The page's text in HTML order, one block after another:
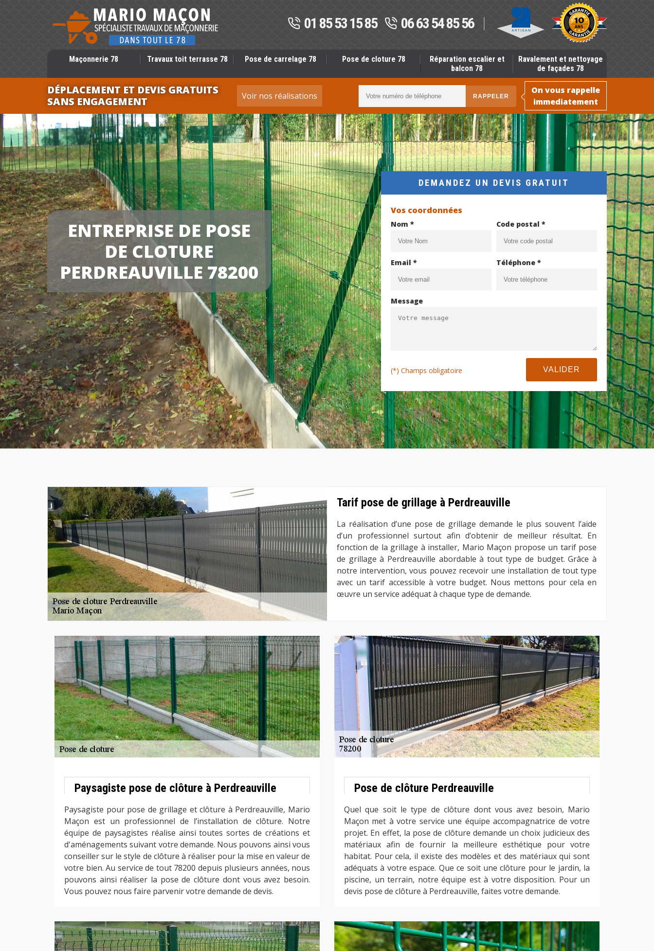
01 85 53 15 85 06 63 54 85 56
Maçonnerie 78 Travaux toit terrasse 78 Pose de carrelage 78 Pose de cloture 78
Réparation escalier et
balcon 78
Ravalement et nettoyage
de façades 78
DÉPLACEMENT ET DEVIS GRATUITS
SANS ENGAGEMENT
Voir nos réalisations
On vous rappelle
immediatement
ENTREPRISE DE POSE
DE CLOTURE
PERDREAUVILLE 78200
DEMANDEZ UN DEVIS GRATUIT
Vos coordonnées
Nom * Code postal *
Email * Téléphone *
Message
(*) Champs obligatoire
Tarif pose de grillage à Perdreauville
La réalisation d’une pose de grillage demande le plus souvent l’aide
d’un professionnel surtout afin d’obtenir de meilleur résultat. En
fonction de la grillage à installer, Mario Maçon propose un tarif pose
de grillage à Perdreauville abordable à tout type de budget. Grâce à
notre intervention, vous pouvez recevoir une installation de tout type
avec un tarif accessible à votre budget. Nous mettons pour cela en
œuvre un service adéquat à chaque type de demande.
Paysagiste pose de clôture à Perdreauville
Paysagiste pour pose de grillage et clôture à Perdreauville, Mario
Maçon est un professionnel de l’installation de clôture. Notre
équipe de paysagistes réalise ainsi toutes sortes de créations et
d'aménagements suivant votre demande. Nous pouvons ainsi vous
conseiller sur le style de clôture à réaliser pour la mise en valeur de
votre bien. Au service de tout 78200 depuis plusieurs années, nous
pouvons ainsi réaliser la pose de clôture dont vous avez besoin.
Vous pouvez nous faire parvenir votre demande de devis.
Pose de clôture Perdreauville
Quel que soit le type de clôture dont vous avez besoin, Mario
Maçon met à votre service une équipe accompagnatrice de votre
projet. En effet, la pose de clôture demande un choix judicieux des
matériaux afin de fournir la meilleure esthétique pour votre
habitat. Pour cela, il existe des modèles et des matériaux qui sont
adéquats à votre espace. Que ce soit une clôture pour le jardin, la
piscine, un terrain, notre équipe est à votre disposition. Pour un
devis pose de clôture à Perdreauville, faites votre demande.